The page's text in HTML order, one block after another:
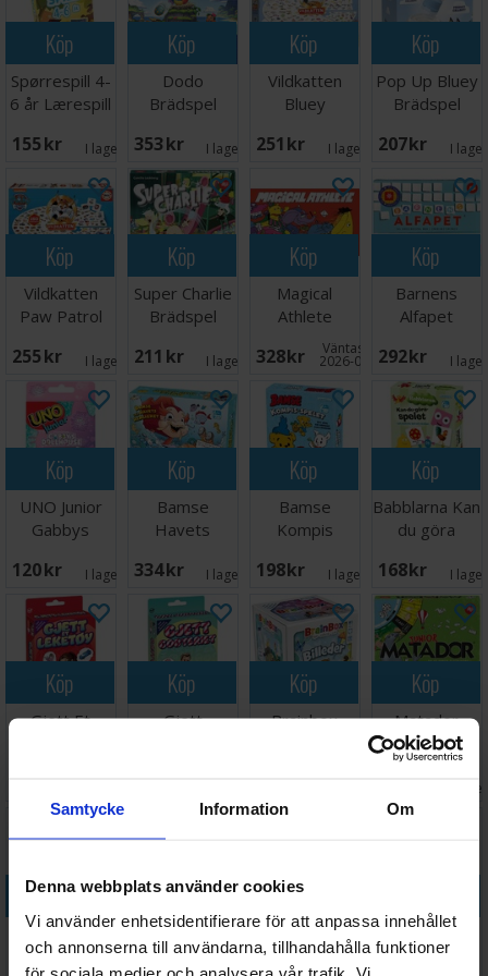
Samtycke Information Om
Denna webbplats använder cookies
Vi använder enhetsidentifierare för att anpassa innehållet
och annonserna till användarna, tillhandahålla funktioner
för sociala medier och analysera vår trafik. Vi
Köp
Spørrespill 4-
6 år Lærespill
155 SEK I lager: 1
Köp
Dodo
Brädspel
353 SEK I lager: 1
Köp
Vildkatten
Bluey
251 SEK I lager: 8
Köp
Pop Up Bluey
Brädspel
207 SEK I
Köp
Vildkatten
Paw Patrol
255 SEK I lager: 5
Köp
Super Charlie
Brädspel
211 SEK I lager: 5
Köp
Magical
Athlete
Brädspel
328 SEK Väntas in:
2026-09-30
Köp
Barnens
Alfapet
292 SEK I
Köp
UNO Junior
Gabbys
Kortspel
120 SEK I lager: 3
Köp
Bamse
Havets
Brädspel
334 SEK I lager:
Köp
Bamse
Kompis
Brädspel
198 SEK I lager:
Köp
Babblarna Kan
du göra
Brädspel
168 SEK I
Köp
Gjett Et
Köp
Gjett
Köp
Brainbox
Köp
Matador
Junior -
DANSK
I
Köp
Vi lærer oss
følelser
Köp
Disney
Around the
Köp
Vi lærer å lese
Lærespill
ABC Memo
Lærespill